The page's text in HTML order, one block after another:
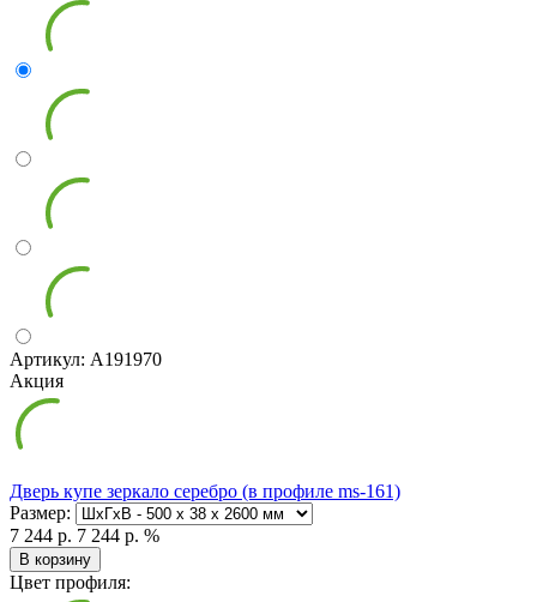
Артикул: А191970
Акция
Дверь купе зеркало серебро (в профиле ms-161)
Размер:
7 244 р. 7 244 р. %
В корзину
Цвет профиля: